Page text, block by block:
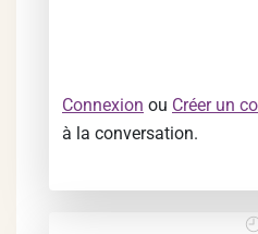
Connexion ou Créer un
à la conversation.